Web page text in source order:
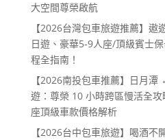
大空間尊榮啟航
【2026台灣包車旅遊推薦】
日遊、豪華5-9人座/頂級賓士
程全指南！
【2026南投包車推薦】日月
遊：尊榮 10 小時跨區慢活全
座頂級車款價格解析
【2026台中包車旅遊】喝酒